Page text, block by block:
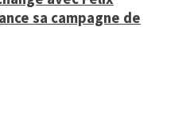
sa campagne de